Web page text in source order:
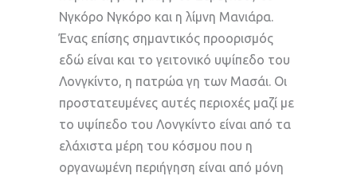
Νγκόρο Νγκόρο και η λίμνη Μανιάρα.
Ένας επίσης σημαντικός προορισμός
εδώ είναι και το γειτονικό υψίπεδο του
Λονγκίντο, η πατρώα γη των Μασάι. Οι
προστατευμένες αυτές περιοχές μαζί με
το υψίπεδο του Λονγκίντο είναι από τα
ελάχιστα μέρη του κόσμου που η
οργανωμένη περιήγηση είναι από μόνη